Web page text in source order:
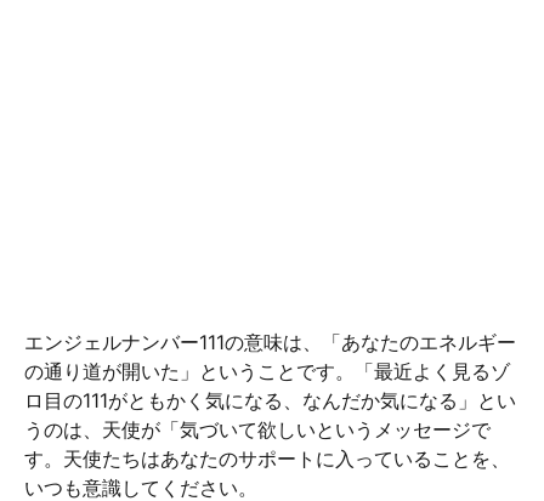
エンジェルナンバー111の意味は、「あなたのエネルギー
の通り道が開いた」ということです。「最近よく見るゾ
ロ目の111がともかく気になる、なんだか気になる」とい
うのは、天使が「気づいて欲しいというメッセージで
す。天使たちはあなたのサポートに入っていることを、
いつも意識してください。